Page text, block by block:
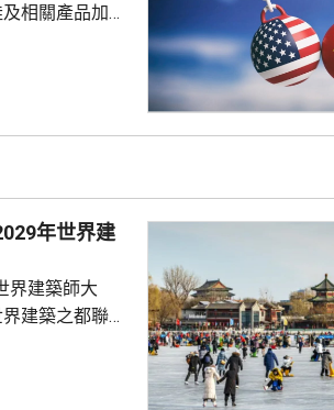
相關產品加徵
，華府的行動
年世界建
界建築師大
建築之都聯合
發展願景，憑